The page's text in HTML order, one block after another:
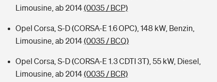
Limousine, ab 2014(0035 / BCP)
Opel Corsa, S-D (CORSA-E 1.6 OPC), 148 kW, Benzin,
Limousine, ab 2014(0035 / BCQ)
Opel Corsa, S-D (CORSA-E 1.3 CDTI 3T), 55 kW, Diesel,
Limousine, ab 2014(0035 / BCR)